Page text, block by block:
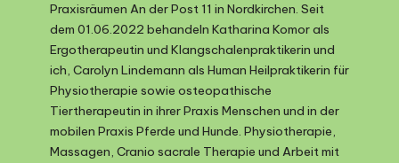
Praxisräumen An der Post 11 in Nordkirchen. Seit
dem 01.06.2022 behandeln Katharina Komor als
Ergotherapeutin und Klangschalenpraktikerin und
ich, Carolyn Lindemann als Human Heilpraktikerin für
Physiotherapie sowie osteopathische
Tiertherapeutin in ihrer Praxis Menschen und in der
mobilen Praxis Pferde und Hunde. Physiotherapie,
Massagen, Cranio sacrale Therapie und Arbeit mit